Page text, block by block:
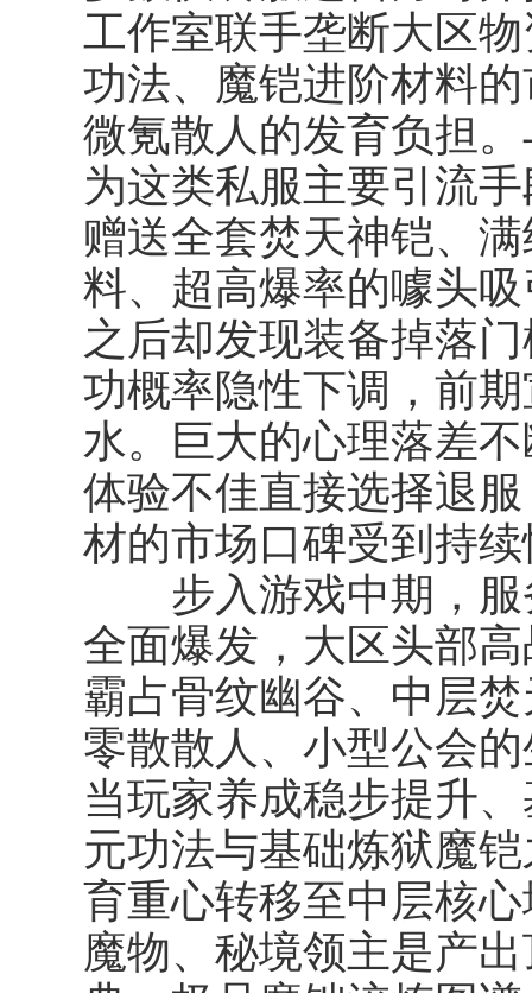
工作室联手垄断大区
功法、魔铠进阶材料
微氪散人的发育负担
为这类私服主要引流
赠送全套焚天神铠、
料、超高爆率的噱头
之后却发现装备掉落
功概率隐性下调，前
水。巨大的心理落差
体验不佳直接选择退
材的市场口碑受到持
步入游戏中期，服
全面爆发，大区头部
霸占骨纹幽谷、中层
零散散人、小型公会
当玩家养成稳步提升
元功法与基础炼狱魔
育重心转移至中层核
魔物、秘境领主是产